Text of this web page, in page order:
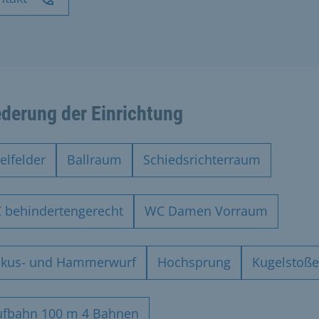
der Einrichtung
Ballraum Schiedsrichterraum
behindertengerecht WC Damen Vorraum
und Hammerwurf Hochsprung
100 m 4 Bahnen